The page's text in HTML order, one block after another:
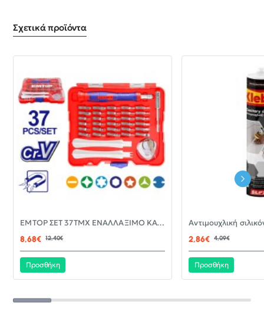
Σχετικά προϊόντα
-30%EMTOP ΣΕΤ 37ΤΜΧ ΕΝΑΛΛΑΞΙΜΟ ΚΑΤΣΑΒΙΔΙ ΜΕ ΜΥΤΕΣ EBST03702
8,68€
12,40€
Προσθήκη
2,86€ 4,09€
Προσθήκη